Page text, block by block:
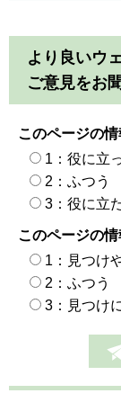
より良いウ
ご意見をお
このページの
1：役に立
2：ふつう
3：役に立
このページの
1：見つけ
2：ふつう
3：見つけ